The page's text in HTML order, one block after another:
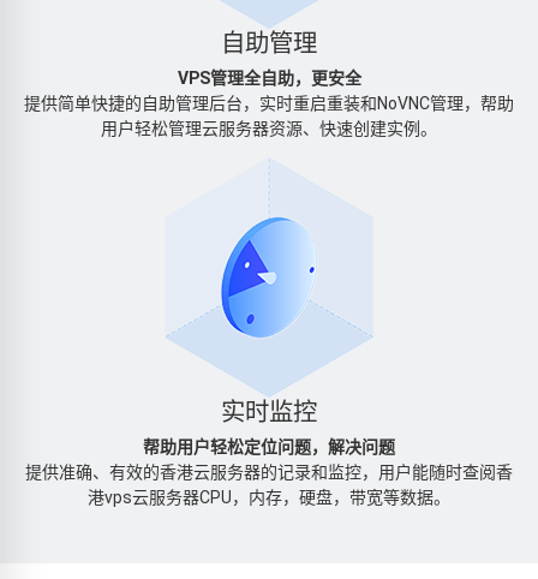
自助管理
VPS管理全自助，更安全
提供简单快捷的自助管理后台，实时重启重装和NoVNC管理，帮助
用户轻松管理云服务器资源、快速创建实例。
实时监控
帮助用户轻松定位问题，解决问题
提供准确、有效的香港云服务器的记录和监控，用户能随时查阅香
港vps云服务器CPU，内存，硬盘，带宽等数据。